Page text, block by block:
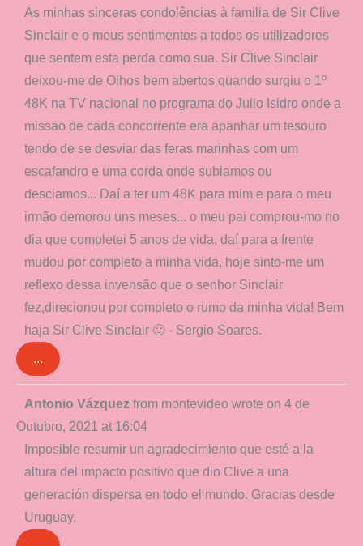
As minhas sinceras condolências à familia de Sir Clive
Sinclair e o meus sentimentos a todos os utilizadores
que sentem esta perda como sua. Sir Clive Sinclair
deixou-me de Olhos bem abertos quando surgiu o 1º
48K na TV nacional no programa do Julio Isidro onde a
missao de cada concorrente era apanhar um tesouro
tendo de se desviar das feras marinhas com um
escafandro e uma corda onde subiamos ou
desciamos... Daí a ter um 48K para mim e para o meu
irmão demorou uns meses... o meu pai comprou-mo no
dia que completei 5 anos de vida, daí para a frente
mudou por completo a minha vida, hoje sinto-me um
reflexo dessa invensão que o senhor Sinclair
fez,direcionou por completo o rumo da minha vida! Bem
haja Sir Clive Sinclair 🙂 - Sergio Soares.
...
metabox.
Antonio Vázquez from montevideo wrote on 4 de
Outubro, 2021 at 16:04
Imposible resumir un agradecimiento que esté a la
altura del impacto positivo que dio Clive a una
generación dispersa en todo el mundo. Gracias desde
Uruguay.
Toggle
this
metabox.